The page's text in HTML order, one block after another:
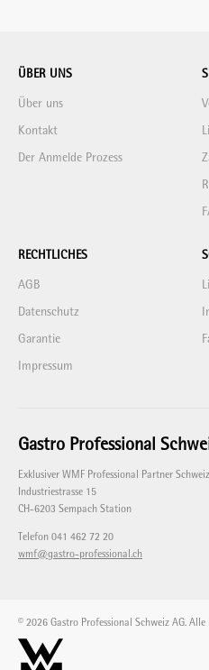
ÜBER UNS
Über uns
Kontakt
Der Anmelde Prozess
RECHTLICHES
AGB
Datenschutz
Garantie
Impressum
Gastro Professional
Exklusiver WMF Professional Partner Schweiz
Industriestrasse 15
CH-6203 Sempach Station
Telefon 041 462 72 20
wmf@gastro-professional.ch
© 2026 Gastro Professional Schweiz AG. Alle